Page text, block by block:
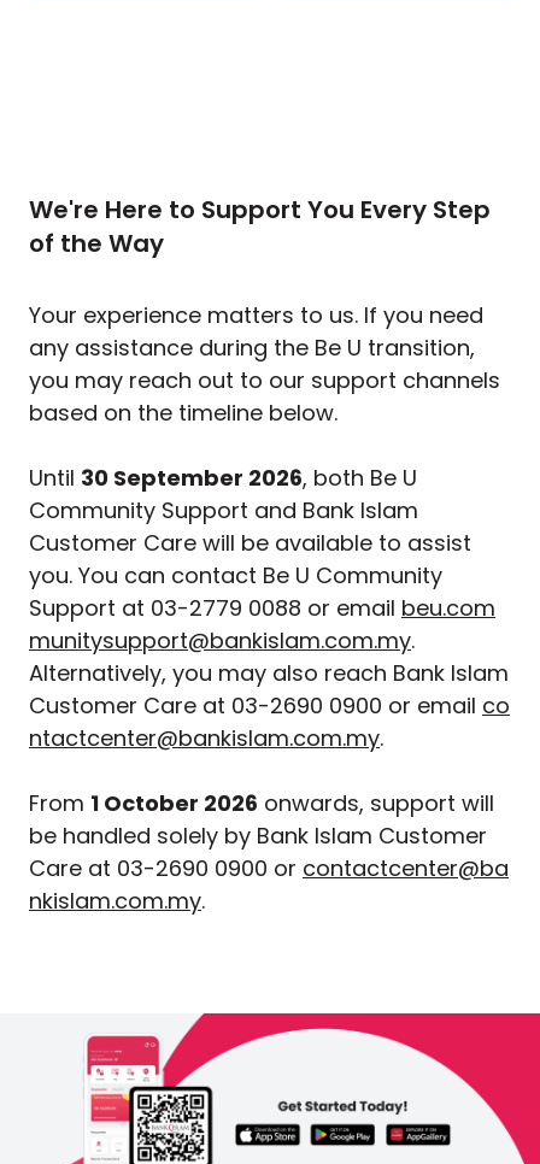
We're Here to Support You Every Step
of the Way
Your experience matters to us. If you need
any assistance during the Be U transition,
you may reach out to our support channels
based on the timeline below.
Until 30 September 2026, both Be U
Community Support and Bank Islam
Customer Care will be available to assist
you. You can contact Be U Community
Support at 03-2779 0088 or email beu.com
munitysupport@bankislam.com.my.
Alternatively, you may also reach Bank Islam
Customer Care at 03-2690 0900 or email co
ntactcenter@bankislam.com.my.
From 1 October 2026 onwards, support will
be handled solely by Bank Islam Customer
Care at 03-2690 0900 or contactcenter@ba
nkislam.com.my.